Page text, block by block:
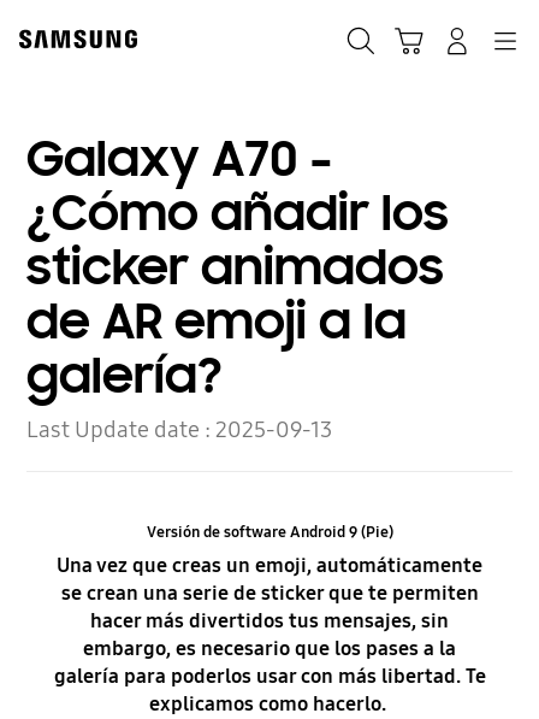
content
Galaxy A70 -
¿Cómo añadir los
sticker animados
de AR emoji a la
galería?
Last Update date :2025-09-13
Versión de software Android 9 (Pie)
Una vez que creas un emoji, automáticamente
se crean una serie de sticker que te permiten
hacer más divertidos tus mensajes, sin
embargo, es necesario que los pases a la
galería para poderlos usar con más libertad. Te
explicamos como hacerlo.